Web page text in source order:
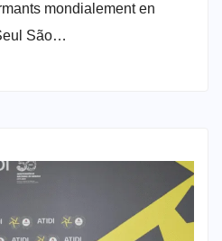
mondialement en
São…